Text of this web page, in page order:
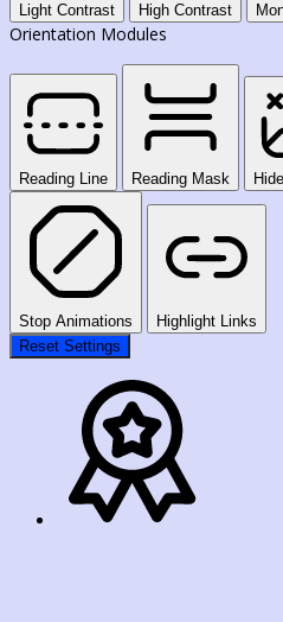
Light Contrast High Contrast
Orientation Modules
Reading Line Reading Mask
Stop Animations
Highlight Links
Reset Settings